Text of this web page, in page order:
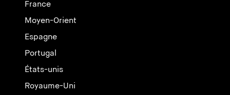
France
Moyen-Orient
Espagne
Portugal
États-unis
Royaume-Uni